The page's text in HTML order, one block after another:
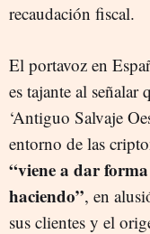
recaudación fiscal.
El portavoz en
es tajante al señalar
‘Antiguo Salvaje
entorno de las
“viene a dar
haciendo”, en
sus clientes y el